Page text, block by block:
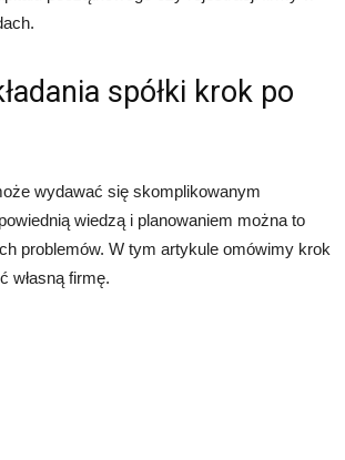
spółki krok po
wydawać się skomplikowanym
wiedzą i planowaniem można to
problemów. W tym artykule omówimy krok
własną firmę.